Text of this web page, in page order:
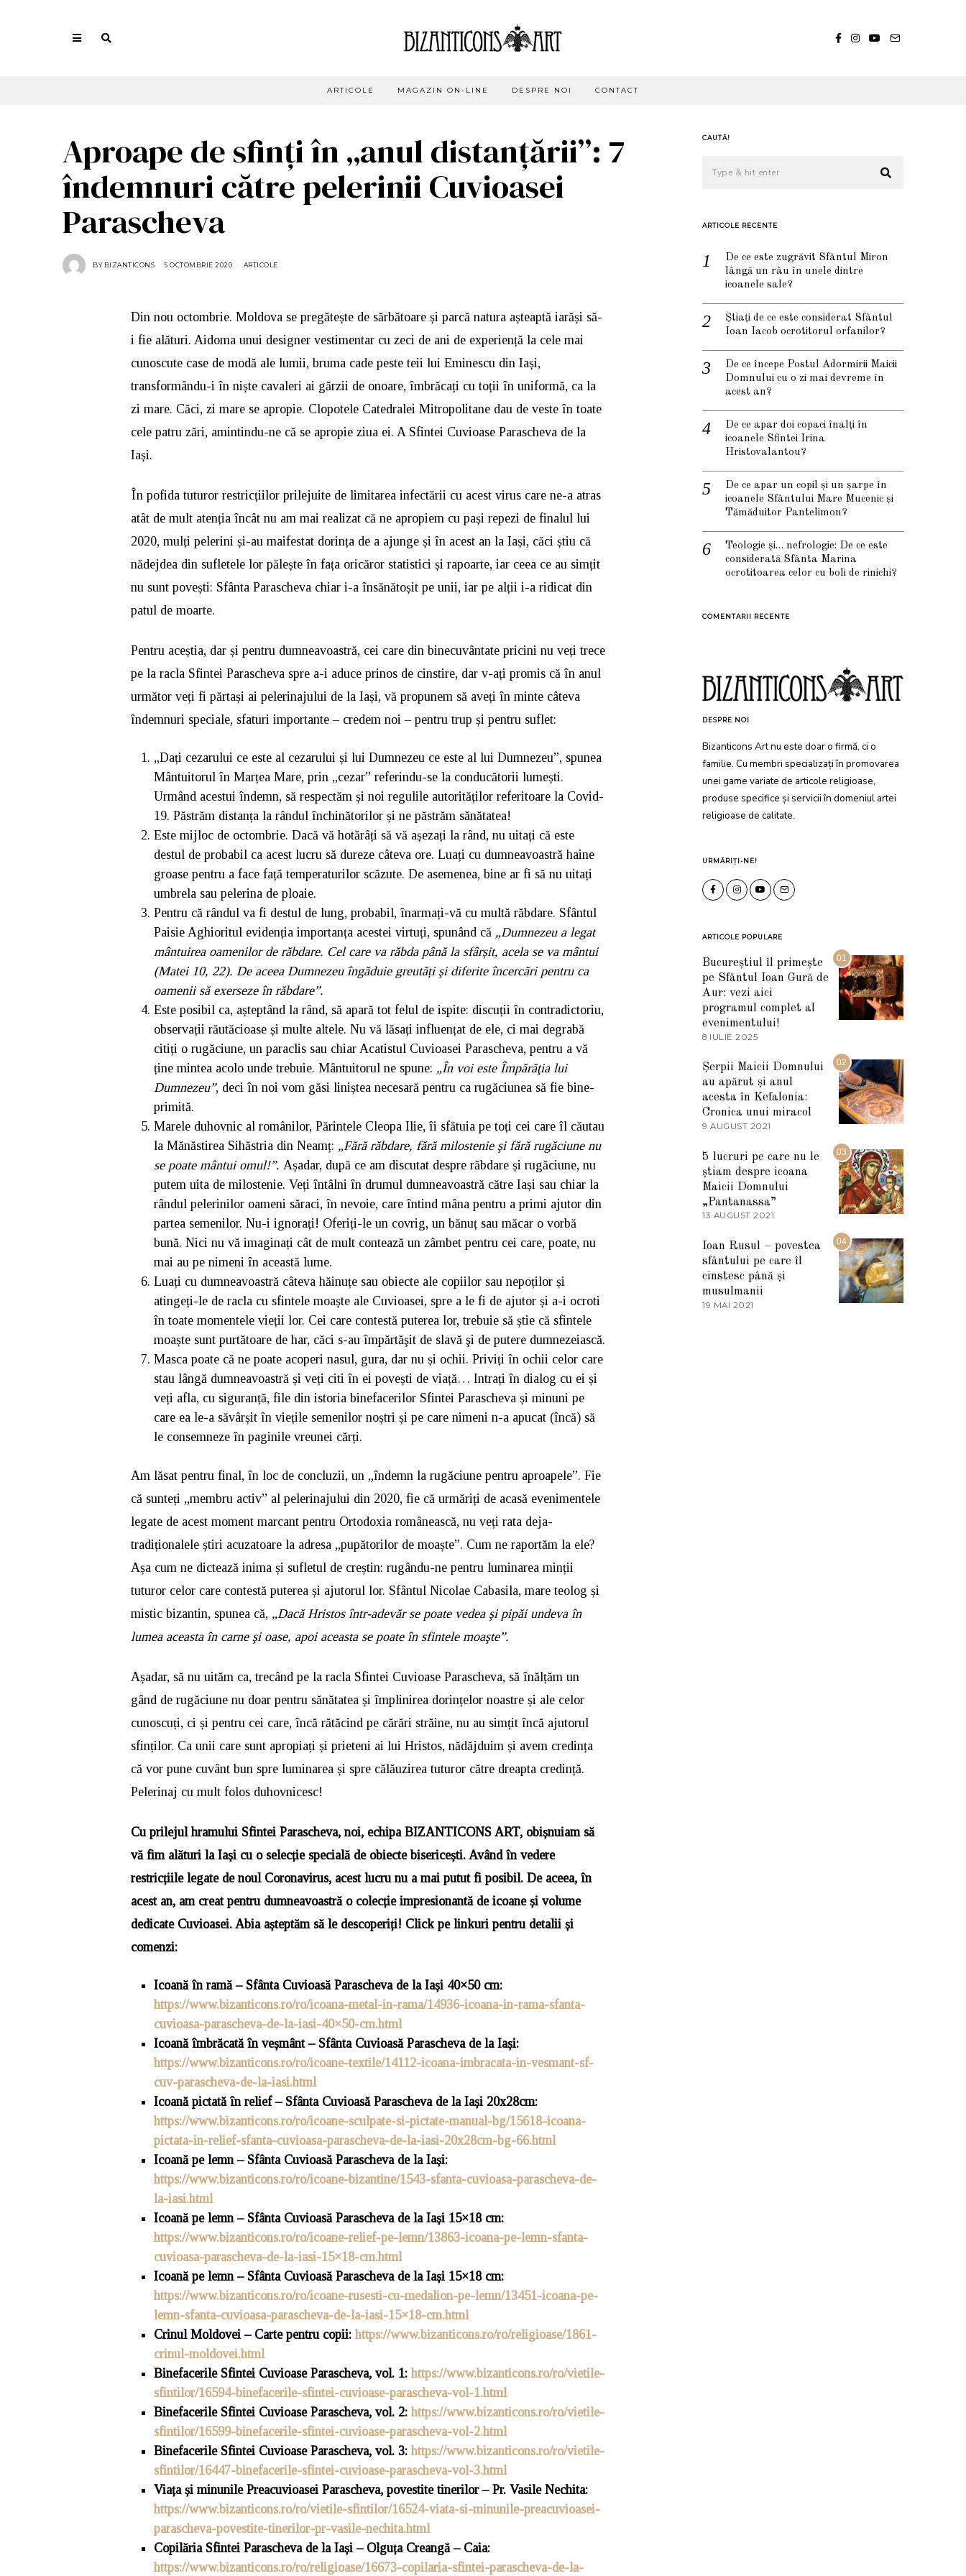
ARTICOLE MAGAZIN ON-LINE DESPRE NOI CONTACT
Aproape de sfinți în „anul distanțării”: 7
îndemnuri către pelerinii Cuvioasei
Parascheva
BY BIZANTICONS 5 OCTOMBRIE 2020 ARTICOLE
Din nou octombrie. Moldova se pregătește de sărbătoare și parcă natura așteaptă iarăși să-
i fie alături. Aidoma unui designer vestimentar cu zeci de ani de experiență la cele mai
cunoscute case de modă ale lumii, bruma cade peste teii lui Eminescu din Iași,
transformându-i în niște cavaleri ai gărzii de onoare, îmbrăcați cu toții în uniformă, ca la
zi mare. Căci, zi mare se apropie. Clopotele Catedralei Mitropolitane dau de veste în toate
cele patru zări, amintindu-ne că se apropie ziua ei. A Sfintei Cuvioase Parascheva de la
Iași.
În pofida tuturor restricțiilor prilejuite de limitarea infectării cu acest virus care ne-a atras
atât de mult atenția încât nu am mai realizat că ne apropiem cu pași repezi de finalul lui
2020, mulți pelerini și-au maifestat dorința de a ajunge și în acest an la Iași, căci știu că
nădejdea din sufletele lor pălește în fața oricăror statistici și rapoarte, iar ceea ce au simțit
nu sunt povești: Sfânta Parascheva chiar i-a însănătoșit pe unii, iar pe alții i-a ridicat din
patul de moarte.
Pentru aceștia, dar și pentru dumneavoastră, cei care din binecuvântate pricini nu veți trece
pe la racla Sfintei Parascheva spre a-i aduce prinos de cinstire, dar v-ați promis că în anul
următor veți fi părtași ai pelerinajului de la Iași, vă propunem să aveți în minte câteva
îndemnuri speciale, sfaturi importante – credem noi – pentru trup și pentru suflet:
„Dați cezarului ce este al cezarului și lui Dumnezeu ce este al lui Dumnezeu”, spunea
Mântuitorul în Marțea Mare, prin „cezar” referindu-se la conducătorii lumești.
Urmând acestui îndemn, să respectăm și noi regulile autorităților referitoare la Covid-
19. Păstrăm distanța la rândul închinătorilor și ne păstrăm sănătatea!
Este mijloc de octombrie. Dacă vă hotărâți să vă așezați la rând, nu uitați că este
destul de probabil ca acest lucru să dureze câteva ore. Luați cu dumneavoastră haine
groase pentru a face față temperaturilor scăzute. De asemenea, bine ar fi să nu uitați
umbrela sau pelerina de ploaie.
Pentru că rândul va fi destul de lung, probabil, înarmați-vă cu multă răbdare. Sfântul
Paisie Aghioritul evidenția importanța acestei virtuți, spunând că „Dumnezeu a legat
mântuirea oamenilor de răbdare. Cel care va răbda până la sfârșit, acela se va mântui
(Matei 10, 22). De aceea Dumnezeu îngăduie greutăți şi diferite încercări pentru ca
oamenii să exerseze în răbdare”.
Este posibil ca, așteptând la rând, să apară tot felul de ispite: discuții în contradictoriu,
observații răutăcioase și multe altele. Nu vă lăsați influențat de ele, ci mai degrabă
citiți o rugăciune, un paraclis sau chiar Acatistul Cuvioasei Parascheva, pentru a vă
ține mintea acolo unde trebuie. Mântuitorul ne spune: „În voi este Împărăţia lui
Dumnezeu”, deci în noi vom găsi liniștea necesară pentru ca rugăciunea să fie bine-
primită.
Marele duhovnic al românilor, Părintele Cleopa Ilie, îi sfătuia pe toți cei care îl căutau
la Mănăstirea Sihăstria din Neamț: „Fără răbdare, fără milostenie şi fără rugăciune nu
se poate mântui omul!”. Așadar, după ce am discutat despre răbdare și rugăciune, nu
putem uita de milostenie. Veți întâlni în drumul dumneavoastră către Iași sau chiar la
rândul pelerinilor oameni săraci, în nevoie, care întind mâna pentru a primi ajutor din
partea semenilor. Nu-i ignorați! Oferiți-le un covrig, un bănuț sau măcar o vorbă
bună. Nici nu vă imaginați cât de mult contează un zâmbet pentru cei care, poate, nu
mai au pe nimeni în această lume.
Luați cu dumneavoastră câteva hăinuțe sau obiecte ale copiilor sau nepoților și
atingeți-le de racla cu sfintele moaște ale Cuvioasei, spre a le fi de ajutor și a-i ocroti
în toate momentele vieții lor. Cei care contestă puterea lor, trebuie să știe că sfintele
moaște sunt purtătoare de har, căci s-au împărtăşit de slavă şi de putere dumnezeiască.
Masca poate că ne poate acoperi nasul, gura, dar nu și ochii. Priviți în ochii celor care
stau lângă dumneavoastră și veți citi în ei povești de viață… Intrați în dialog cu ei și
veți afla, cu siguranță, file din istoria binefacerilor Sfintei Parascheva și minuni pe
care ea le-a săvârșit în viețile semenilor noștri și pe care nimeni n-a apucat (încă) să
le consemneze în paginile vreunei cărți.
Am lăsat pentru final, în loc de concluzii, un „îndemn la rugăciune pentru aproapele”. Fie
că sunteți „membru activ” al pelerinajului din 2020, fie că urmăriți de acasă evenimentele
legate de acest moment marcant pentru Ortodoxia românească, nu veți rata deja-
tradiționalele știri acuzatoare la adresa „pupătorilor de moaște”. Cum ne raportăm la ele?
Așa cum ne dictează inima și sufletul de creștin: rugându-ne pentru luminarea minții
tuturor celor care contestă puterea și ajutorul lor. Sfântul Nicolae Cabasila, mare teolog și
mistic bizantin, spunea că, „Dacă Hristos într-adevăr se poate vedea şi pipăi undeva în
lumea aceasta în carne şi oase, apoi aceasta se poate în sfintele moaşte”.
Așadar, să nu uităm ca, trecând pe la racla Sfintei Cuvioase Parascheva, să înălțăm un
gând de rugăciune nu doar pentru sănătatea și împlinirea dorințelor noastre și ale celor
cunoscuți, ci și pentru cei care, încă rătăcind pe cărări străine, nu au simțit încă ajutorul
sfinților. Ca unii care sunt apropiați și prieteni ai lui Hristos, nădăjduim și avem credința
că vor pune cuvânt bun spre luminarea și spre călăuzirea tuturor către dreapta credință.
Pelerinaj cu mult folos duhovnicesc!
Cu prilejul hramului Sfintei Parascheva, noi, echipa BIZANTICONS ART, obișnuiam să
vă fim alături la Iași cu o selecție specială de obiecte bisericești. Având în vedere
restricțiile legate de noul Coronavirus, acest lucru nu a mai putut fi posibil. De aceea, în
acest an, am creat pentru dumneavoastră o colecție impresionantă de icoane și volume
dedicate Cuvioasei. Abia așteptăm să le descoperiți! Click pe linkuri pentru detalii și
comenzi:
Icoană în ramă – Sfânta Cuvioasă Parascheva de la Iași 40×50 cm:
https://www.bizanticons.ro/ro/icoana-metal-in-rama/14936-icoana-in-rama-sfanta-
cuvioasa-parascheva-de-la-iasi-40×50-cm.html
Icoană îmbrăcată în veșmânt – Sfânta Cuvioasă Parascheva de la Iași:
https://www.bizanticons.ro/ro/icoane-textile/14112-icoana-imbracata-in-vesmant-sf-
cuv-parascheva-de-la-iasi.html
Icoanăpictată în relief – Sfânta Cuvioasă Parascheva de la Iași 20x28cm:
https://www.bizanticons.ro/ro/icoane-sculpate-si-pictate-manual-bg/15618-icoana-
pictata-in-relief-sfanta-cuvioasa-parascheva-de-la-iasi-20x28cm-bg-66.html
Icoană pe lemn – Sfânta Cuvioasă Parascheva de la Iași:
https://www.bizanticons.ro/ro/icoane-bizantine/1543-sfanta-cuvioasa-parascheva-de-
la-iasi.html
Icoană pe lemn – Sfânta Cuvioasă Parascheva de la Iași 15×18 cm:
https://www.bizanticons.ro/ro/icoane-relief-pe-lemn/13863-icoana-pe-lemn-sfanta-
cuvioasa-parascheva-de-la-iasi-15×18-cm.html
Icoană pe lemn – Sfânta Cuvioasă Parascheva de la Iași 15×18 cm:
https://www.bizanticons.ro/ro/icoane-rusesti-cu-medalion-pe-lemn/13451-icoana-pe-
lemn-sfanta-cuvioasa-parascheva-de-la-iasi-15×18-cm.html
Crinul Moldovei – Carte pentru copii: https://www.bizanticons.ro/ro/religioase/1861-
crinul-moldovei.html
Binefacerile Sfintei Cuvioase Parascheva, vol. 1: https://www.bizanticons.ro/ro/vietile-
sfintilor/16594-binefacerile-sfintei-cuvioase-parascheva-vol-1.html
Binefacerile Sfintei Cuvioase Parascheva, vol. 2: https://www.bizanticons.ro/ro/vietile-
sfintilor/16599-binefacerile-sfintei-cuvioase-parascheva-vol-2.html
Binefacerile Sfintei Cuvioase Parascheva, vol. 3: https://www.bizanticons.ro/ro/vietile-
sfintilor/16447-binefacerile-sfintei-cuvioase-parascheva-vol-3.html
Viața și minunile Preacuvioasei Parascheva, povestite tinerilor – Pr. Vasile Nechita:
https://www.bizanticons.ro/ro/vietile-sfintilor/16524-viata-si-minunile-preacuvioasei-
parascheva-povestite-tinerilor-pr-vasile-nechita.html
Copilăria Sfintei Parascheva de la Iași– Olguța Creangă – Caia:
https://www.bizanticons.ro/ro/religioase/16673-copilaria-sfintei-parascheva-de-la-
CAUTĂ!
ARTICOLE RECENTE
De ce este zugrăvit Sfântul Miron
lângă un râu în unele dintre
icoanele sale?
Știați de ce este considerat Sfântul
Ioan Iacob ocrotitorul orfanilor?
De ce începe Postul Adormirii Maicii
Domnului cu o zi mai devreme în
acest an?
De ce apar doi copaci înalți în
icoanele Sfintei Irina
Hristovalantou?
De ce apar un copil și un șarpe în
icoanele Sfântului Mare Mucenic și
Tămăduitor Pantelimon?
Teologie și… nefrologie: De ce este
considerată Sfânta Marina
ocrotitoarea celor cu boli de rinichi?
COMENTARII RECENTE
DESPRE NOI
Bizanticons Art nu este doar o firmă, ci o
familie. Cu membri specializați în promovarea
unei game variate de articole religioase,
produse specifice și servicii în domeniul artei
religioase de calitate.
URMĂRIȚI-NE!
ARTICOLE POPULARE
01
Bucureștiul îl primește
pe Sfântul Ioan Gură de
Aur: vezi aici
programul complet al
evenimentului!
8 IULIE 2025
U
L
I
2
0
02
Șerpii Maicii Domnului
au apărut și anul
acesta în Kefalonia:
Cronica unui miracol
9 AUGUST 2021
A
R
T
I
2
2
2
03
5 lucruri pe care nu le
știam despre icoana
Maicii Domnului
„Pantanassa”
13 AUGUST 2021
U
G
U
S
04
Ioan Rusul – povestea
sfântului pe care îl
cinstesc până și
musulmanii
19 MAI 2021